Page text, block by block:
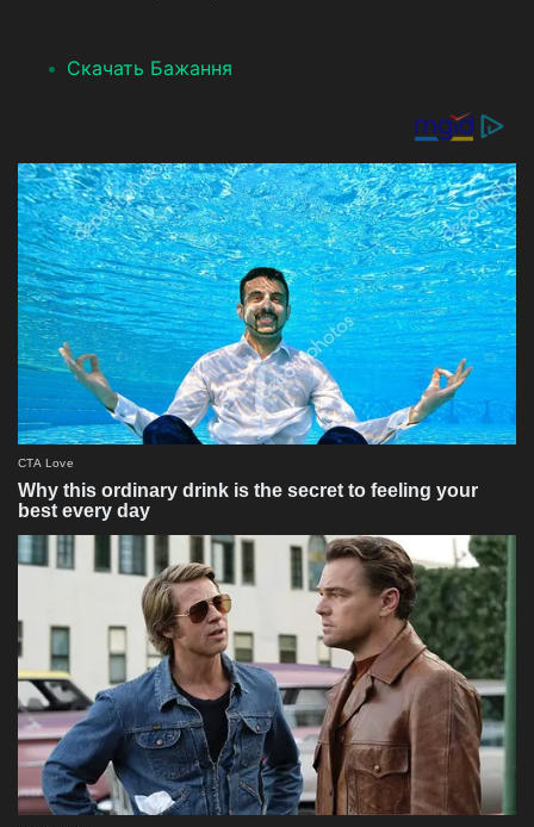
Скачать Бажання